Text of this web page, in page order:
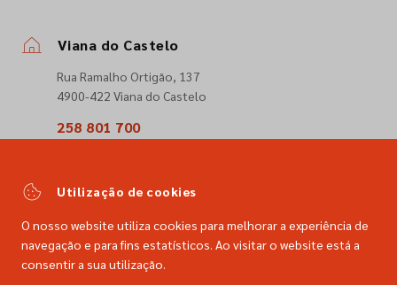
Viana do Castelo
Rua Ramalho Ortigão, 137
4900-422 Viana do Castelo
258 801 700
comercial@dimacer.com
Utilização de cookies
O nosso website utiliza cookies para melhorar a experiência de
navegação e para fins estatísticos. Ao visitar o website está a
consentir a sua utilização.